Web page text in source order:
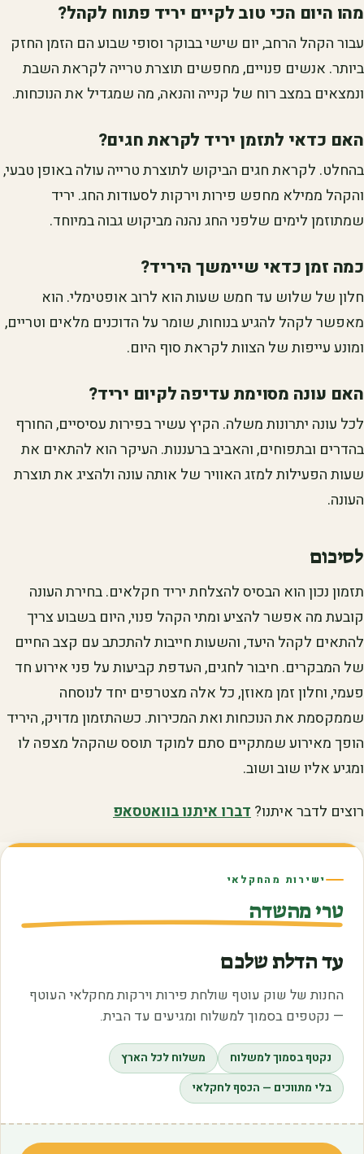
מהו היום הכי טוב לקיים יריד פתוח לקהל?
עבור הקהל הרחב, יום שישי בבוקר וסופי שבוע הם הזמן החזק
ביותר. אנשים פנויים, מחפשים תוצרת טרייה לקראת השבת
ונמצאים במצב רוח של קנייה והנאה, מה שמגדיל את הנוכחות.
האם כדאי לתזמן יריד לקראת חגים?
בהחלט. לקראת חגים הביקוש לתוצרת טרייה עולה באופן טבעי,
והקהל ממילא מחפש פירות וירקות לסעודות החג. יריד
שמתוזמן לימים שלפני החג נהנה מביקוש גבוה במיוחד.
כמה זמן כדאי שיימשך היריד?
חלון של שלוש עד חמש שעות הוא לרוב אופטימלי. הוא
מאפשר לקהל להגיע בנוחות, שומר על הדוכנים מלאים וטריים,
ומונע עייפות של הצוות לקראת סוף היום.
האם עונה מסוימת עדיפה לקיום יריד?
לכל עונה יתרונות משלה. הקיץ עשיר בפירות עסיסיים, החורף
בהדרים ובתפוחים, והאביב ברעננות. העיקר הוא להתאים את
שעות הפעילות למזג האוויר של אותה עונה ולהציג את תוצרת
העונה.
לסיכום
תזמון נכון הוא הבסיס להצלחת יריד חקלאים. בחירת העונה
קובעת מה אפשר להציע ומתי הקהל פנוי, היום בשבוע צריך
להתאים לקהל היעד, והשעות חייבות להתכתב עם קצב החיים
של המבקרים. חיבור לחגים, העדפת קביעות על פני אירוע חד
פעמי, וחלון זמן מאוזן, כל אלה מצטרפים יחד לנוסחה
שממקסמת את הנוכחות ואת המכירות. כשהתזמון מדויק, היריד
הופך מאירוע שמתקיים סתם למוקד תוסס שהקהל מצפה לו
ומגיע אליו שוב ושוב.
רוצים לדבר איתנו?דברו איתנו בוואטסאפ
ישירות מהחקלאי
טרי מהשדה
עד הדלת שלכם
החנות של שוק עוטף שולחת פירות וירקות מחקלאי העוטף
— נקטפים בסמוך למשלוח ומגיעים עד הבית.
נקטף בסמוך למשלוח
משלוח לכל הארץ
בלי מתווכים — הכסף לחקלאי